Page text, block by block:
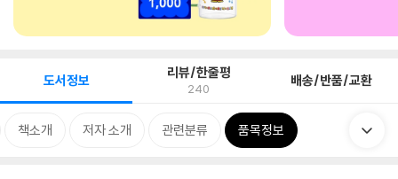
도서정보 리뷰/한줄평
240 배송/반품/교환
책소개 저자 소개 관련분류 품목정보